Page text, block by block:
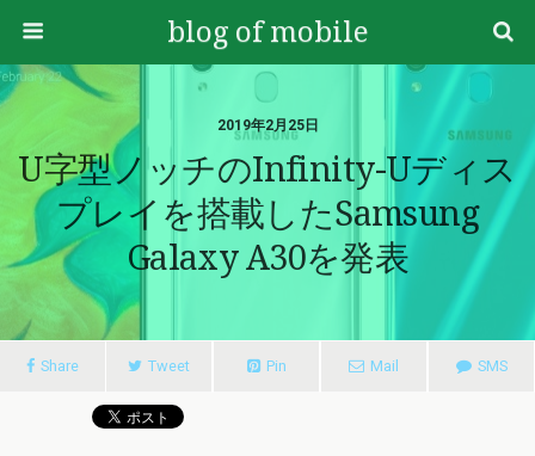
blog of mobile
2019年2月25日
U字型ノッチのInfinity-Uディス
プレイを搭載したSamsung
Galaxy A30を発表
Share Tweet Pin Mail SMS